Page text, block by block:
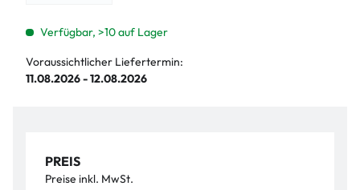
Verfügbar, >10 auf Lager
Voraussichtlicher Liefertermin:
11.08.2026 - 12.08.2026
PREIS
Preise inkl. MwSt.